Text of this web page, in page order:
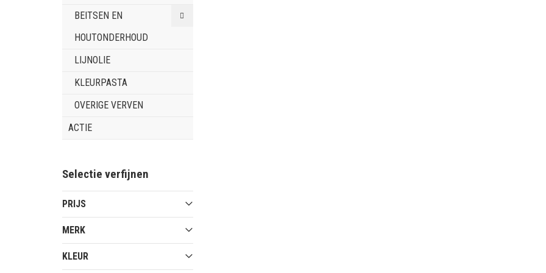
BEITSEN EN
HOUTONDERHOUD
LIJNOLIE
KLEURPASTA
OVERIGE VERVEN
ACTIE
Selectie verfijnen
PRIJS
MERK
KLEUR